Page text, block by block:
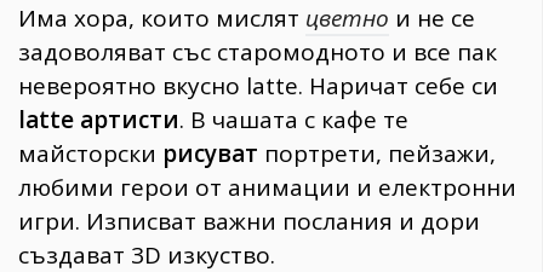
НИ
Има хора, които мислят цветно и не се
задоволяват със старомодното и все пак
невероятно вкусно latte. Наричат себе си
latte артисти. В чашата с кафе те
майсторски рисуват портрети, пейзажи,
любими герои от анимации и електронни
игри. Изписват важни послания и дори
създават 3D изкуство.